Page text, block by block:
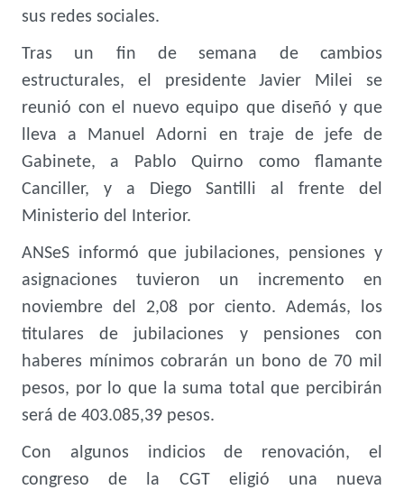
sus redes sociales.
Tras un fin de semana de cambios
estructurales, el presidente Javier Milei se
reunió con el nuevo equipo que diseñó y que
lleva a Manuel Adorni en traje de jefe de
Gabinete, a Pablo Quirno como flamante
Canciller, y a Diego Santilli al frente del
Ministerio del Interior.
ANSeS informó que jubilaciones, pensiones y
asignaciones tuvieron un incremento en
noviembre del 2,08 por ciento. Además, los
titulares de jubilaciones y pensiones con
haberes mínimos cobrarán un bono de 70 mil
pesos, por lo que la suma total que percibirán
será de 403.085,39 pesos.
Con algunos indicios de renovación, el
congreso de la CGT eligió una nueva